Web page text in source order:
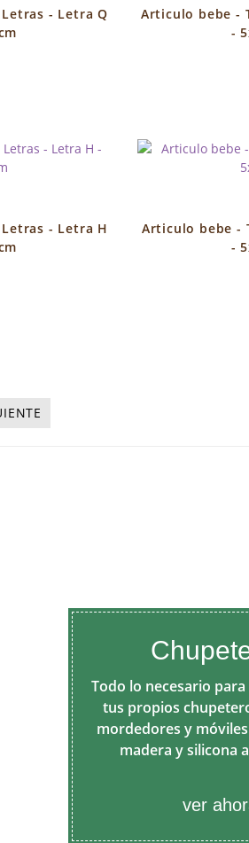
- Letra Q
Articulo bebe -
-
- Letra H
Articulo bebe -
-
Todo lo necesario
tus propios
mordedores y
madera y silicona
ver